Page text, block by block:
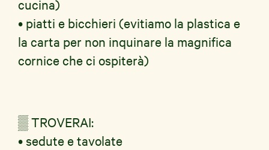
cucina)
• piatti e bicchieri (evitiamo la plastica e
la carta per non inquinare la magnifica
cornice che ci ospiterà)
▒ TROVERAI:
• sedute e tavolate